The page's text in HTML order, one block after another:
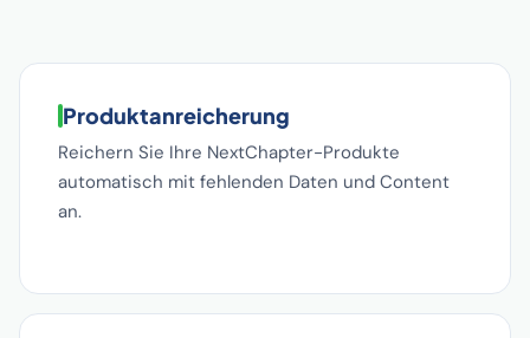
Produktanreicherung
Reichern Sie Ihre NextChapter-Produkte
automatisch mit fehlenden Daten und Content
an.